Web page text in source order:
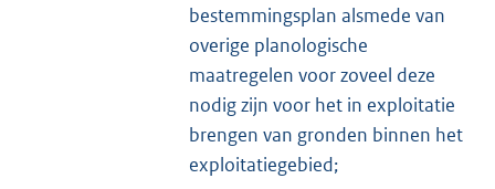
bestemmingsplan alsmede van
overige planologische
maatregelen voor zoveel deze
nodig zijn voor het in exploitatie
brengen van gronden binnen het
exploitatiegebied;